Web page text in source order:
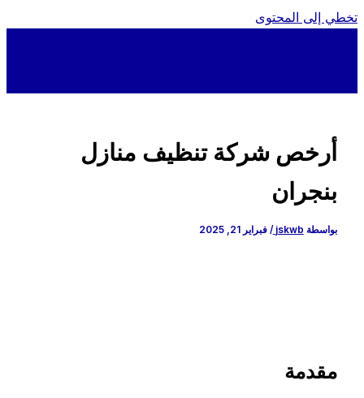
إلى المحتوى
أرخص شركة تنظيف منازل
بنجران
بواسطة jskwb
/فبراير 21, 2025
مقدمة